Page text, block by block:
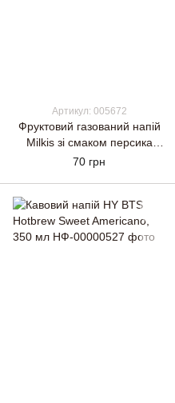
Артикул: 005672
Фруктовий газований напій
Milkis зі смаком персика
250мл
70 грн